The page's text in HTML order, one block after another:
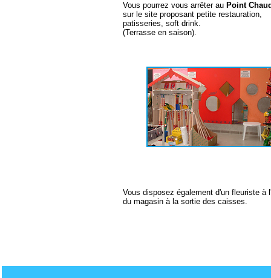
Vous pourrez vous arrêter au Point
sur le site proposant petite restauration,
patisseries, soft drink.
(Terrasse en saison).
Vous disposez également d'un fleuriste à
du magasin à la sortie des caisses.